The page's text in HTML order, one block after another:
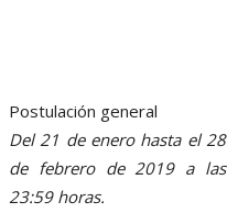
Postulación general
Del 21 de enero hasta el 28
de febrero de 2019 a las
23:59 horas.